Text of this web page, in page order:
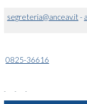
segreteria@anceav.it-
0825-36616